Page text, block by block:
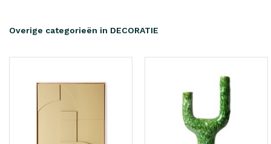
Overige categorieën in DECORATIE